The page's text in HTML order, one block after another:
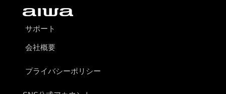
サポート
会社概要
プライバシーポリシー